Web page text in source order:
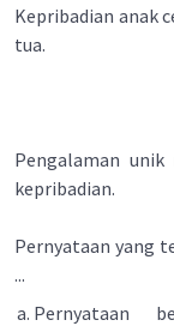
Kepribadian anak
tua.
Pengalaman
kepribadian.
Pernyataan yang
...
Pernyataan